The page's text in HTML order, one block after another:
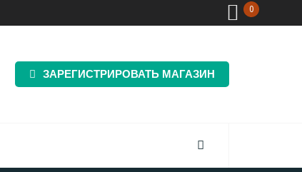
ЗАРЕГИСТРИРОВАТЬ МАГАЗИН
0